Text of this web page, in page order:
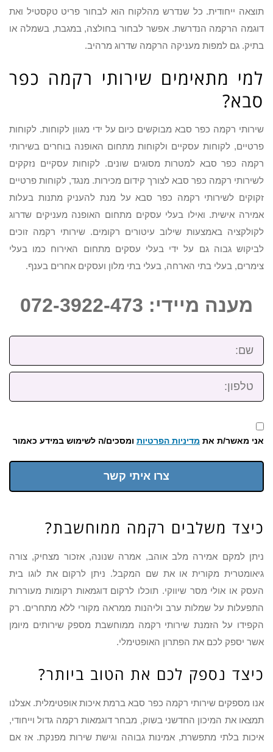
תוצאה ייחודית. כל שנדרש מהלקוח הוא לבחור פריט טקסטיל ואת
דוגמה הרקמה הנדרשת. אפשר לבחור בחולצה, במגבת, בשמלה או
בתיק. גם למפות מעניקה הרקמה שדרוג מרהיב.
למי מתאימים שירותי רקמה כפר
סבא?
שירותי רקמה כפר סבא מבוקשים כיום על ידי מגוון לקוחות. לקוחות
פרטיים, לקוחות עסקיים ולקוחות מתחום האופנה בוחרים בשירותי
רקמה כפר סבא למטרות מסוגים שונים. לקוחות עסקיים נזקקים
לשירותי רקמה כפר סבא לצורך קידום מכירות. מנגד, לקוחות פרטיים
זקוקים לשירותי רקמה כפר סבא על מנת להעניק מתנות בעלות
אמירה אישית. ואילו בעלי עסקים מתחום האופנה מעניקים שדרוג
לקולקציה באמצעות שילוב עיטורים רקומים. שירותי רקמה זוכים
לביקוש גבוה גם על ידי בעלי עסקים מתחום האירוח כמו בעלי
צימרים, בעלי בתי הארחה, בעלי בתי מלון ועסקים אחרים בענף.
מענה מיידי: 072-3922-473
שם:
טלפון:
אני מאשר/ת את מדיניות הפרטיות ומסכים/ה לשימוש במידע כאמור
צרו איתי קשר
כיצד משלבים רקמה ממוחשבת?
ניתן למקם אמירה מלב אוהב, אמרה שנונה, אזכור מצחיק, צורה
גיאומטרית מקורית או את שם המקבל. ניתן לרקום את לוגו בית
העסק או אולי מסר שיווקי. תוכלו לרקום דוגמאות רקומות מעוררות
התפעלות על שמלות ערב וליהנות ממראה מקורי ללא מתחרים. רק
הקפידו על הזמנת שירותי רקמה ממוחשבת מספק שירותים מיומן
אשר יספק לכם את הפתרון האופטימלי.
כיצד נספק לכם את הטוב ביותר?
אנו מספקים שירותי רקמה כפר סבא ברמת איכות אופטימלית. אצלנו
תמצאו את המיכון החדשני בשוק, מבחר דוגמאות רקמה גדול וייחודי,
איכות בלתי מתפשרת, אמינות גבוהה וגישת שירות מפנקת. אז אם